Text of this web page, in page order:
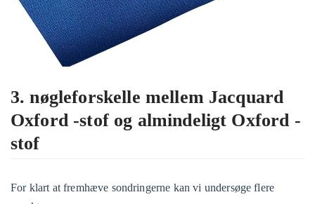
3. nøgleforskelle mellem Jacquard
Oxford -stof og almindeligt Oxford -
stof
For klart at fremhæve sondringerne kan vi undersøge flere